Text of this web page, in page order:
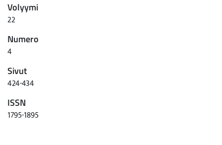
Volyymi
22
Numero
4
Sivut
424-434
ISSN
1795-1895